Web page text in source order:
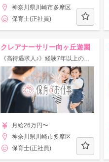
神奈川県川崎市多摩区
保育士(正社員)
クレアナーサリー向ヶ丘遊園
《高待遇求人♪》経験7年以上の方限定＊主任候補の先生を募集☆
月給26万円〜
神奈川県川崎市多摩区
保育士(正社員)